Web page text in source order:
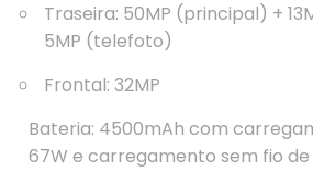
Traseira: 50MP (principal) +
5MP (telefoto)
Frontal: 32MP
Bateria: 4500mAh com
67W e carregamento sem fio de